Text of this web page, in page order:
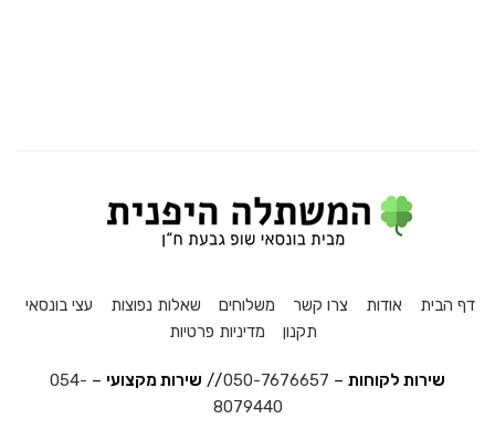
דף הבית אודות צרו קשר משלוחים שאלות נפוצות
עצי בונסאי
תקנון
מדיניות פרטיות
שירות לקוחות –
050-7676657
// שירות מקצועי –
054-
8079440